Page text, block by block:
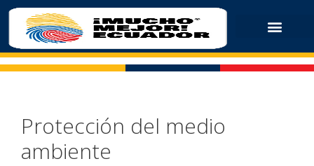
Protección del medio
ambiente